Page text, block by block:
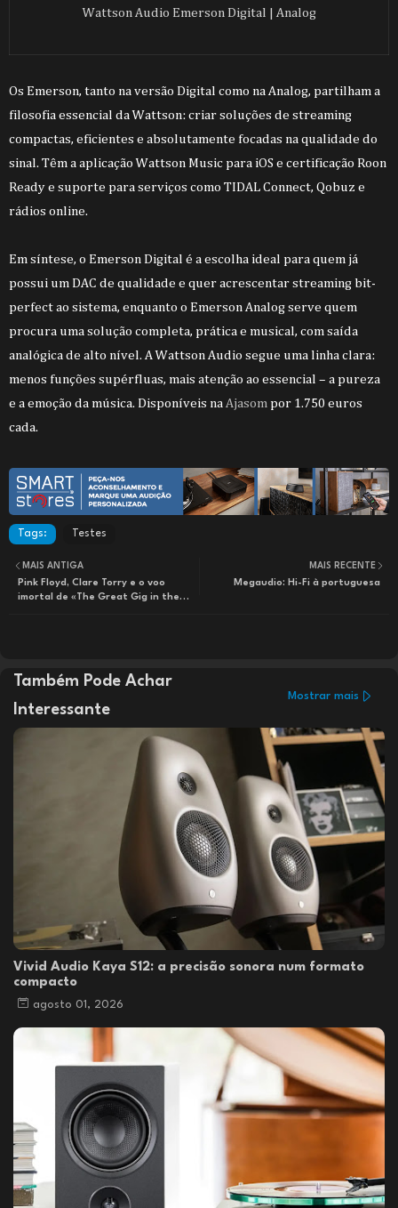
Wattson Audio Emerson Digital | Analog
Os Emerson, tanto na versão Digital como na Analog, partilham a
filosofia essencial da Wattson: criar soluções de streaming
compactas, eficientes e absolutamente focadas na qualidade do
sinal. Têm a aplicação Wattson Music para iOS e certificação Roon
Ready e suporte para serviços como TIDAL Connect, Qobuz e
rádios online.
Em síntese, o Emerson Digital é a escolha ideal para quem já
possui um DAC de qualidade e quer acrescentar streaming bit-
perfect ao sistema, enquanto o Emerson Analog serve quem
procura uma solução completa, prática e musical, com saída
analógica de alto nível. A Wattson Audio segue uma linha clara:
menos funções supérfluas, mais atenção ao essencial – a pureza
e a emoção da música. Disponíveis na Ajasom por 1.750 euros
cada.
Tags: Testes
MAIS RECENTE
Megaudio: Hi-Fi à portuguesa
MAIS ANTIGA
Pink Floyd, Clare Torry e o voo
imortal de «The Great Gig in the
Também Pode Achar
Interessante
Mostrar mais
Vivid Audio Kaya S12: a precisão sonora num formato
compacto
agosto 01, 2026